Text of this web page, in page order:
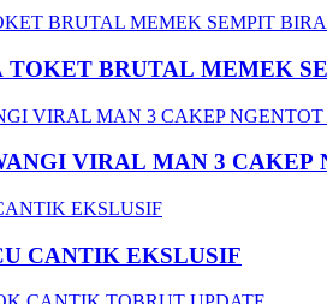
TOKET BRUTAL MEMEK
VIRAL MAN 3 CAKEP
CANTIK EKSLUSIF